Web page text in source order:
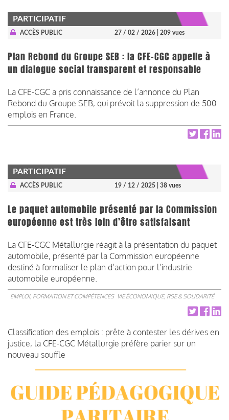
PARTICIPATIF
ACCÈS PUBLIC 27 / 02 / 2026 | 209 vues
Plan Rebond du Groupe SEB : la CFE-CGC appelle à
un dialogue social transparent et responsable
La CFE-CGC a pris connaissance de l’annonce du Plan
Rebond du Groupe SEB, qui prévoit la suppression de 500
emplois en France.
PARTICIPATIF
ACCÈS PUBLIC 19 / 12 / 2025 | 38 vues
Le paquet automobile présenté par la Commission
européenne est très loin d’être satisfaisant
La CFE-CGC Métallurgie réagit à la présentation du paquet
automobile, présenté par la Commission européenne
destiné à formaliser le plan d’action pour l’industrie
automobile européenne.
EMPLOI, FORMATION ET COMPÉTENCES VIE ÉCONOMIQUE, RSE & SOLIDARITÉ
Classification des emplois : prête à contester les dérives en
justice, la CFE-CGC Métallurgie préfère parier sur un
nouveau souffle